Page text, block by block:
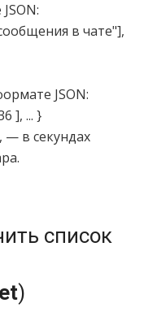
в чате"],
JSON:
], ... }
— в секундах
список
)